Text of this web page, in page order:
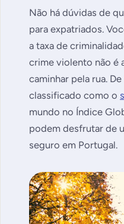
Não há dúvidas de
para expatriados.
a taxa de
crime violento não é
caminhar pela rua.
classificado como o
mundo no Índice
podem desfrutar de
seguro em Portugal.